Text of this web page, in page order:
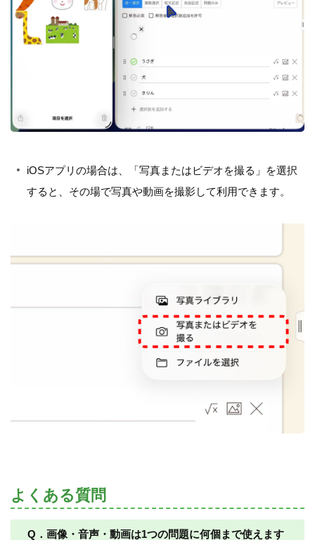
iOSアプリの場合は、「写真またはビデオを撮る」を選択
すると、その場で写真や動画を撮影して利用できます。
よくある質問
Q．画像・音声・動画は1つの問題に何個まで使えます